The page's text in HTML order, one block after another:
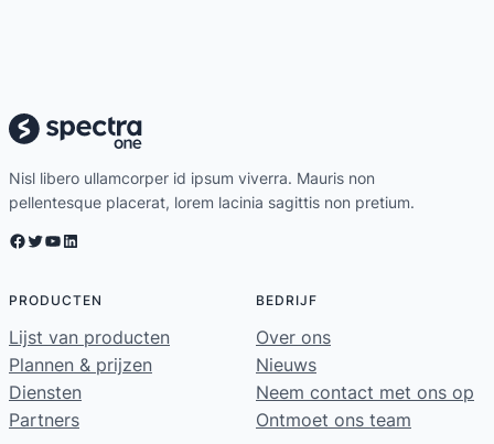
Nisl libero ullamcorper id ipsum viverra. Mauris non
pellentesque placerat, lorem lacinia sagittis non pretium.
Facebook Twitter YouTube LinkedIn
PRODUCTEN
Lijst van producten
Plannen & prijzen
Diensten
Partners
BEDRIJF
Over ons
Nieuws
Neem contact met ons op
Ontmoet ons team